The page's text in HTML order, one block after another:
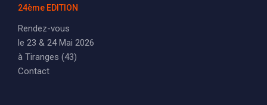
24ème EDITION
Rendez-vous
le 23 & 24 Mai 2026
à Tiranges (43)
Contact